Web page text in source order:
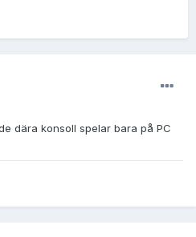
dära konsoll spelar bara på PC